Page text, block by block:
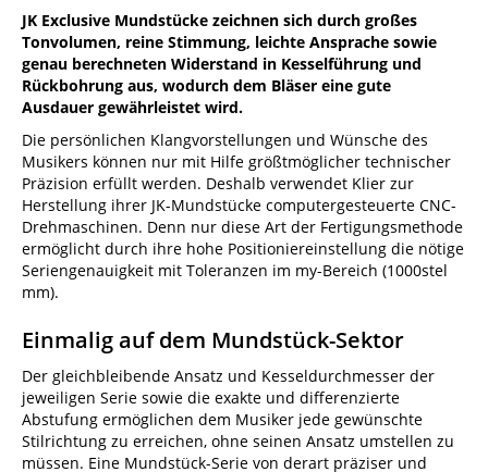
JK Exclusive Mundstücke zeichnen sich durch großes
Tonvolumen, reine Stimmung, leichte Ansprache sowie
genau berechneten Widerstand in Kesselführung und
Rückbohrung aus, wodurch dem Bläser eine gute
Ausdauer gewährleistet wird.
Die persönlichen Klangvorstellungen und Wünsche des
Musikers können nur mit Hilfe größtmöglicher technischer
Präzision erfüllt werden. Deshalb verwendet Klier zur
Herstellung ihrer JK-Mundstücke computergesteuerte CNC-
Drehmaschinen. Denn nur diese Art der Fertigungsmethode
ermöglicht durch ihre hohe Positioniereinstellung die nötige
Seriengenauigkeit mit Toleranzen im my-Bereich (1000stel
mm).
Einmalig auf dem Mundstück-Sektor
Der gleichbleibende Ansatz und Kesseldurchmesser der
jeweiligen Serie sowie die exakte und differenzierte
Abstufung ermöglichen dem Musiker jede gewünschte
Stilrichtung zu erreichen, ohne seinen Ansatz umstellen zu
müssen. Eine Mundstück-Serie von derart präziser und